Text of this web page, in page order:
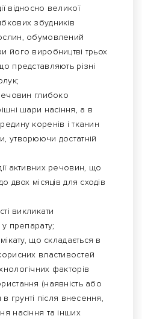
відносно великої
збудників
обумовлений
його виробництві трьох
представляють різні
глибоко
шари насіння, а в
коренів і тканин
утворюючи достатній
активних речовин, що
двох місяців для сходів
викликати
у препарату;
що складається в
властивостей
факторів
(наявність або
в грунті після внесення,
насіння та інших